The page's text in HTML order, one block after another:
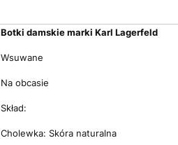
Botki damskie marki Karl Lagerfeld
Wsuwane
Na obcasie
Skład:
Cholewka: Skóra naturalna